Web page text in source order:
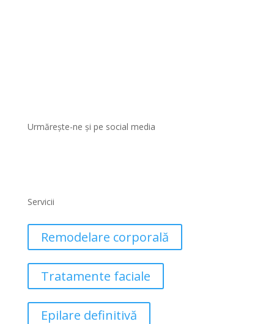
Urmărește-ne și pe social media
Servicii
Remodelare corporală
Tratamente faciale
Epilare definitivă